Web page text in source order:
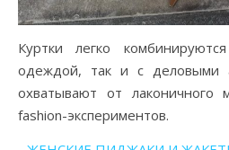
Куртки легко
одеждой, так и с деловыми
охватывают от лаконичного
fashion-экспериментов.